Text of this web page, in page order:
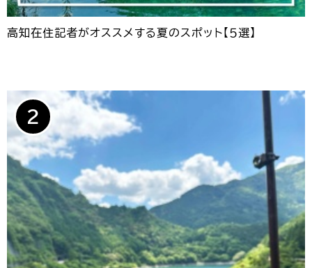
高知在住記者がオススメする夏のスポット【５選】
2